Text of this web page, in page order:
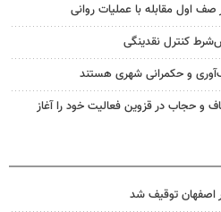
صف اول مقابله با عملیات روانی
کنترل نقدینگی
و حکمرانی شهری هستند
و حجاب در قزوین فعالیت خود را آغاز